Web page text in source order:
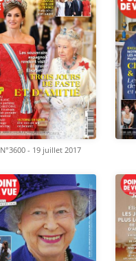
N°3600 - 19 juillet 2017